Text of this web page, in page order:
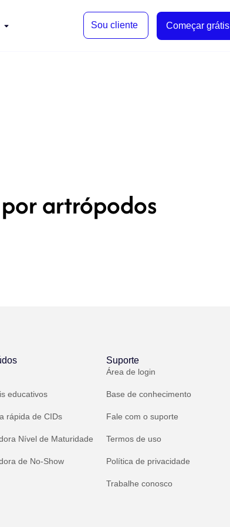
Sou cliente Começar grátis
artrópodos
educativos
rápida de CIDs
Nível de Maturidade
de No-Show
Suporte
Área de login
Base de conhecimento
Fale com o suporte
Termos de uso
Política de privacidade
Trabalhe conosco